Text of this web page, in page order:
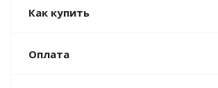
Как купить
Оплата